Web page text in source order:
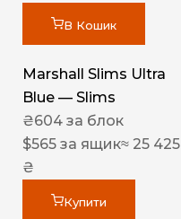
В Кошик
Marshall Slims Ultra
Blue — Slims
₴604 за блок
$565 за ящик≈ 25 425
₴
Купити